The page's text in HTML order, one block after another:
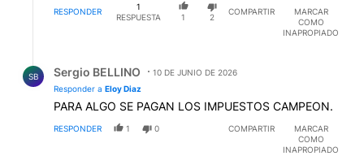
RESPONDER
1
RESPUESTA
1 2
COMPARTIR
MARCAR
COMO
INAPROPIADO
SB Sergio BELLINO
10 DE JUNIO DE 2026
Responder a Eloy Diaz
PARA ALGO SE PAGAN LOS IMPUESTOS CAMPEON.
RESPONDER 1 0 COMPARTIR
MARCAR
COMO
INAPROPIADO